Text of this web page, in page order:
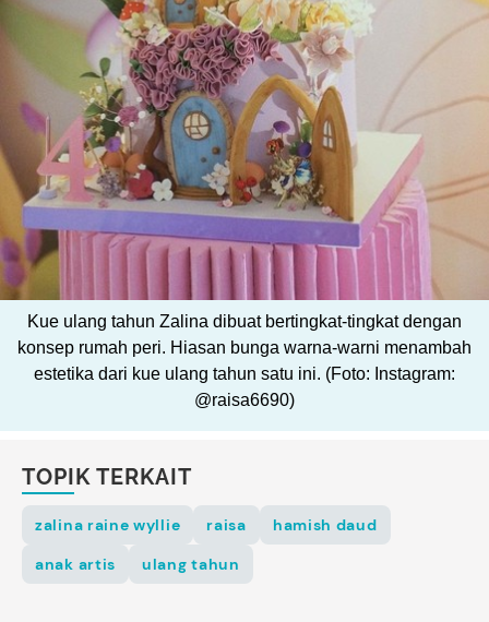
Kue ulang tahun Zalina dibuat bertingkat-tingkat dengan
konsep rumah peri. Hiasan bunga warna-warni menambah
estetika dari kue ulang tahun satu ini. (Foto: Instagram:
@raisa6690)
TOPIK TERKAIT
zalina raine wyllie raisa
hamish daud
anak artis
ulang tahun